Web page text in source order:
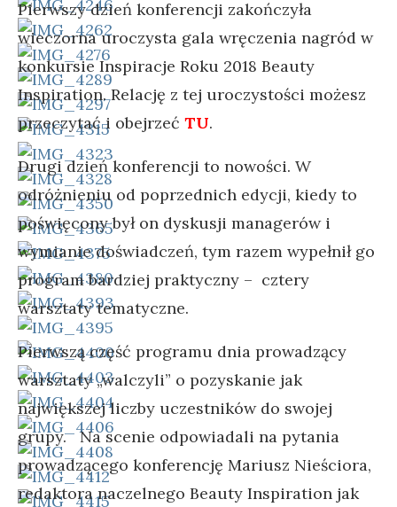
Pierwszy dzień konferencji zakończyła
wieczorna uroczysta gala wręczenia nagród w
konkursie Inspiracje Roku 2018 Beauty
Inspiration. Relację z tej uroczystości możesz
przeczytać i obejrzeć TU.
Drugi dzień konferencji to nowości. W
odróżnieniu od poprzednich edycji, kiedy to
poświęcony był on dyskusji managerów i
wymianie doświadczeń, tym razem wypełnił go
program bardziej praktyczny – cztery
warsztaty tematyczne.
Pierwszą część programu dnia prowadzący
warsztaty „walczyli” o pozyskanie jak
największej liczby uczestników do swojej
grupy. Na scenie odpowiadali na pytania
prowadzącego konferencję Mariusz Nieściora,
redaktora naczelnego Beauty Inspiration jak